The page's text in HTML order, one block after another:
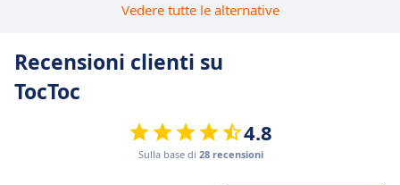
Vedere tutte le alternative
Recensioni clienti su
TocToc
4.8
Sulla base di 28 recensioni